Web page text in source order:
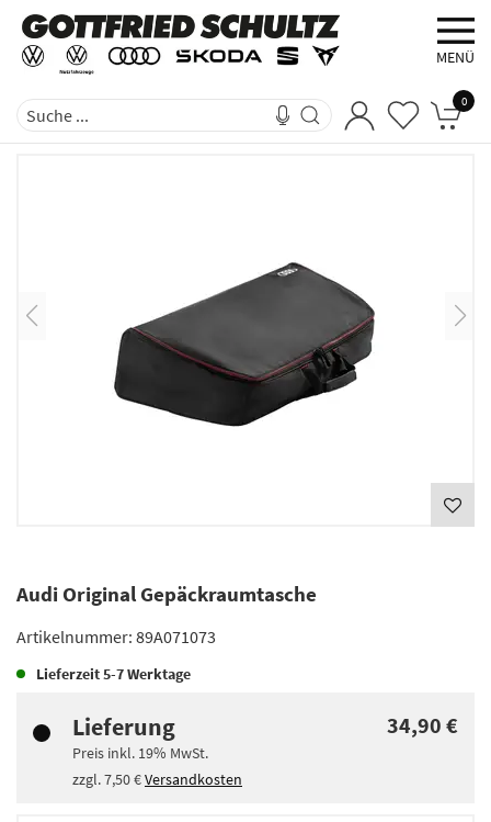
MENÜ
0
Audi Original Gepäckraumtasche
Artikelnummer: 89A071073
Lieferzeit5-7 Werktage
Lieferung
Preis inkl. 19% MwSt.
zzgl.7,50 €Versandkosten
34,90 €